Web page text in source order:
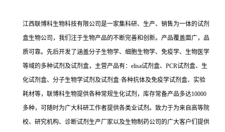
江西联博科生物科技有限公司是一家集科研、生产、销售为一体的试剂
盒生物公司，我们注于生物产品的不断完善和创新。产品覆盖面广，品
质可靠。先后开发了涵盖分子生物学、细胞生物学、免疫学、生物医学
等域的多种试剂及试剂盒，主营产品有：elisa试剂盒、PCR试剂盒、生
化试剂盒、分子生物学试剂及试剂盒·各种抗体及免疫学试剂盒、实验
耗材等，联博科生物提供各种常规生化试剂，库存常备产品多达10000
多种，可随时为广大科研工作者提供各类业试剂。致力于为来自高等院
校、研究机构、诊断试剂生产厂家以及生物制药公司的广大客户们提供